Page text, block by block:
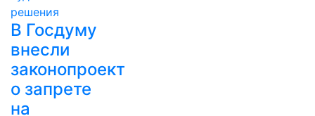
В Госдуму
внесли
законопроект
о запрете
на